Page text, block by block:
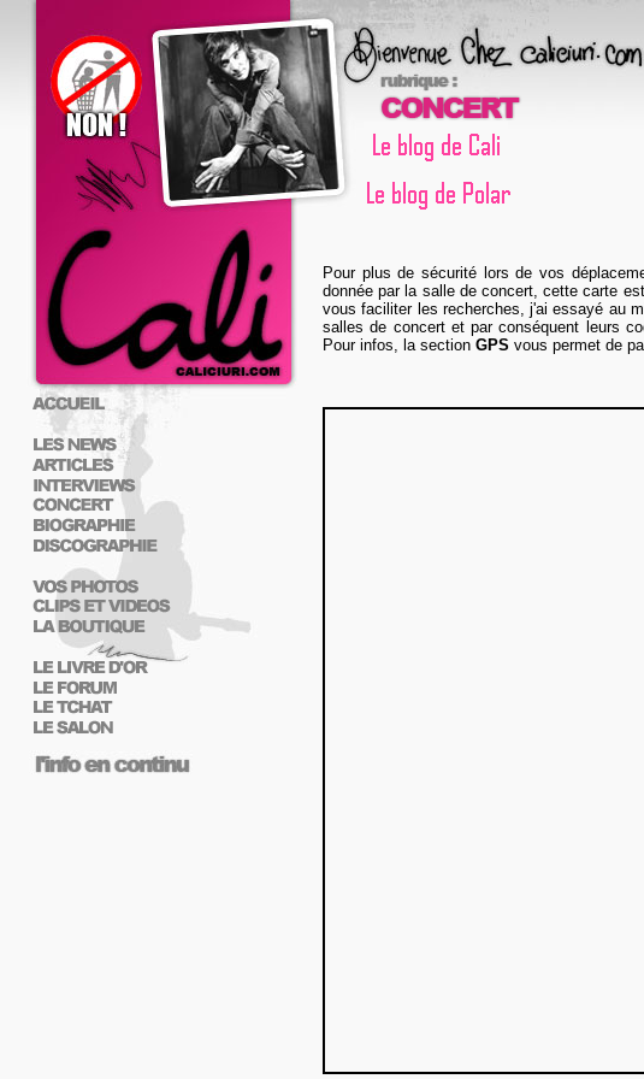
Pour plus de sécurité lors de vos
donnée par la salle de concert, cette carte
vous faciliter les recherches, j'ai essayé au
salles de concert et par conséquent leurs
Pour infos, la section GPS vous permet de